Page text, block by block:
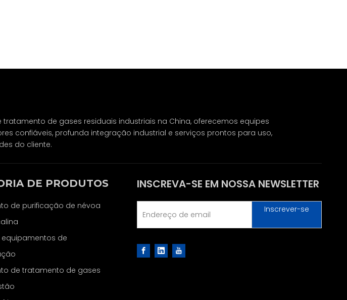
de gases residuais industriais na China, oferecemos equipes
confiáveis, profunda integração industrial e serviços prontos para uso,
do cliente.
DE PRODUTOS
de purificação de névoa
equipamentos de
de tratamento de gases
INSCREVA-SE EM NOSSA NEWSLETTER
Inscrever-se